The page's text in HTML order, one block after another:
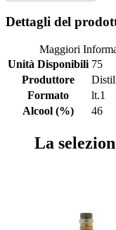
Dettagli del
Maggiori
Unità Disponibili 75
Produttore
Formato
lt.1
Alcool (%)
46
La